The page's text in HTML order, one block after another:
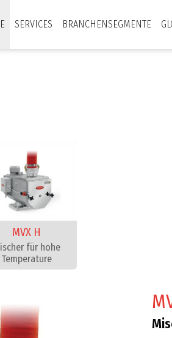
SERVICES BRANCHENSEGMENTE
MVX H
für hohe
Temperature